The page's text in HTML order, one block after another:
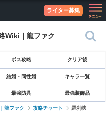
ライター募集
Wiki｜龍ファク
ボス攻略 クリア後
結婚・同性婚 キャラ一覧
最強防具 最強装飾品
龍ファク 攻略チャート 羅刹峡